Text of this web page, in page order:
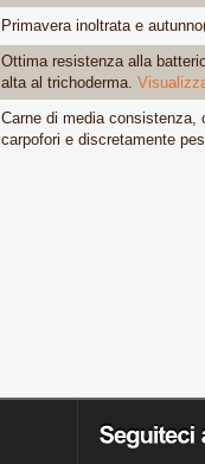
Primavera inoltrata e
Ottima resistenza alla
alta al trichoderma.
Carne di media consistenza,
carpofori e discretamente